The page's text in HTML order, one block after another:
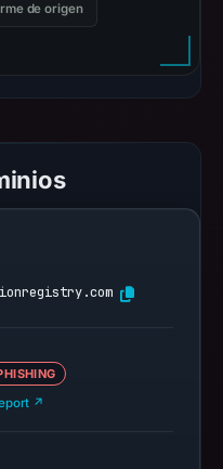
de origen
↗